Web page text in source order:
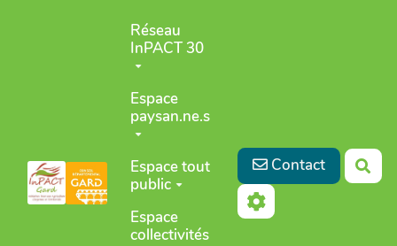
Aller au contenu principal
Réseau
InPACT 30
Espace
paysan.ne.s
Espace tout
public
Espace
collectivités
Contact